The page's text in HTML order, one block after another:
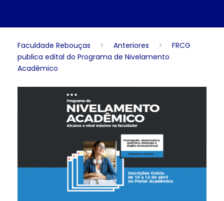
Faculdade Rebouças > Anteriores >
FRCG
publica edital do Programa de Nivelamento
Acadêmico